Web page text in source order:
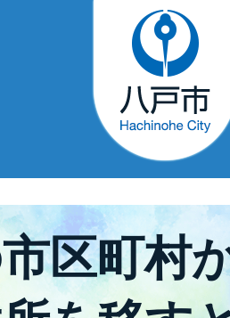
区町村